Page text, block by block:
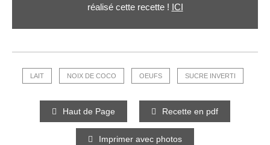
réalisé cette recette ! ICI
LAIT NOIX DE COCO OEUFS SUCRE INVERTI
Haut de Page Recette en pdf
Imprimer avec photos